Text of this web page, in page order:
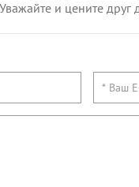
и цените друг